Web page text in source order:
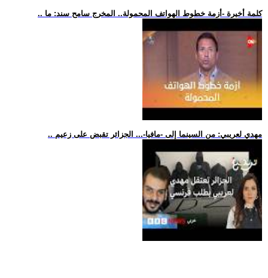
.. كلمة أخيرة -أزمة خطوط الهواتف المحمولة.. المخرج سامح سند: ما
.. مهدي لعريبي: من السينما إلى -مافيا-... الجزائر تقبض على زعيم